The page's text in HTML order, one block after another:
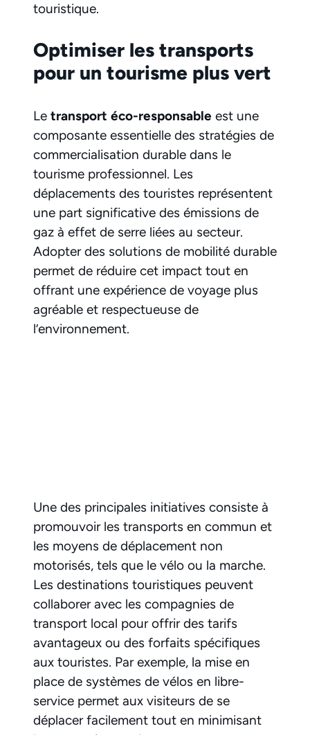
touristique.
Optimiser les transports
pour un tourisme plus vert
Le transport éco-responsable est une
composante essentielle des stratégies de
commercialisation durable dans le
tourisme professionnel. Les
déplacements des touristes représentent
une part significative des émissions de
gaz à effet de serre liées au secteur.
Adopter des solutions de mobilité durable
permet de réduire cet impact tout en
offrant une expérience de voyage plus
agréable et respectueuse de
l’environnement.
Une des principales initiatives consiste à
promouvoir les transports en commun et
les moyens de déplacement non
motorisés, tels que le vélo ou la marche.
Les destinations touristiques peuvent
collaborer avec les compagnies de
transport local pour offrir des tarifs
avantageux ou des forfaits spécifiques
aux touristes. Par exemple, la mise en
place de systèmes de vélos en libre-
service permet aux visiteurs de se
déplacer facilement tout en minimisant